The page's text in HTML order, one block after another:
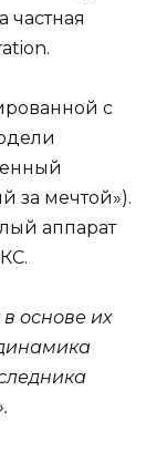
частная
с
за мечтой»).
аппарат
основе их